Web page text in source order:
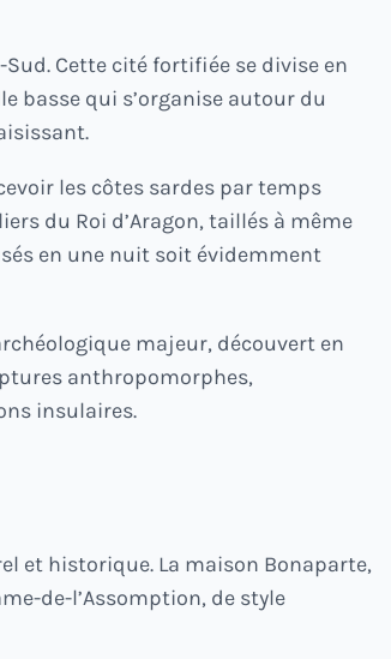
Cette cité fortifiée se divise en
basse qui s’organise autour du
les côtes sardes par temps
du Roi d’Aragon, taillés à même
en une nuit soit évidemment
majeur, découvert en
anthropomorphes,
insulaires.
et historique. La maison Bonaparte,
de-l’Assomption, de style